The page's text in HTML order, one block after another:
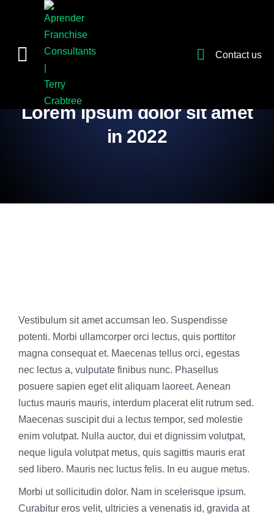
Contact us
Lorem ipsum dolor sit amet
in 2022
Vestibulum sit amet accumsan leo. Suspendisse
potenti. Morbi ullamcorper orci lectus, quis porttitor
magna consequat et. Maecenas tellus orci, egestas
nec lectus a, vulputate finibus nunc. Phasellus
posuere sapien eget elit aliquam laoreet. Aenean
luctus mauris mauris, interdum placerat elit rutrum sed.
Maecenas suscipit dui a lectus tempor, sed molestie
enim volutpat. Nulla auctor, dui et dignissim volutpat,
neque ligula volutpat metus, quis sagittis mauris erat
sed libero. Mauris nec luctus felis. In eu augue metus.
Morbi ut sollicitudin dolor. Nam in scelerisque ipsum.
Curabitur eros velit, ultricies a venenatis id, gravida at